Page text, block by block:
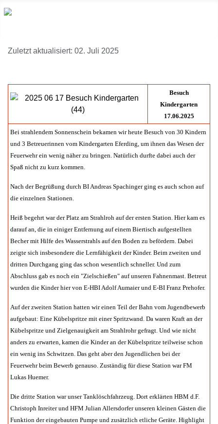
Zuletzt aktualisiert: 02. Juli 2025
Besuch
Kindergarten
17.06.2025
Bei strahlendem Sonnenschein bekamen wir heute Besuch von 30 Kindern
und 3 Betreuerinnen vom Kindergarten Eferding, um ihnen das Wesen der
Feuerwehr ein wenig näher zu bringen. Natürlich durfte dabei auch der
Spaß nicht zu kurz kommen.
Nach der Begrüßung durch BI Andreas Spachinger ging es auch schon auf
die einzelnen Stationen.
Heiß begehrt war der Platz am Strahlroh auf der ersten Station. Hier kam es
darauf an, die in einiger Entfernung auf einem Biertisch aufgestellten
Becher mit Hilfe des Wasserstrahls auf den Boden zu befördern. Dabei
zeigte sich insbesondere die Lernfähigkeit der Kinder. Beim zweiten und
dritten Durchgang ging das schon wesentlich schneller. Und zum
Abschluss gab es noch ein "Zielschießen" auf unseren Fahnenmast. Betreut
wurden die Kinder hier von E-HBI Adolf Aumaier und E-BI Franz Prehofer.
Auf der zweiten Station hatten wir einen Teil der Bahn vom Jugendbewerb
aufgebaut: Eine Kübelspritze mit einer Spritzwand. Da waren Kraft an der
Kübelspritze und Zielgenauigkeit am Strahlrohr gefragt. Und wie nicht
anders zu erwarten, kamen die Kinder an der Kübelspritze teilweise schon
ein wenig ins Schwitzen. Das geht aber den Jugendlichen bei der
Feuerwehr beim Bewerb genauso. Zuständig für diese Station war FM
Lukas Huemer.
Die dritte Station war unser Tanklöschfahrzeug. Dort erklärten HBM d.F.
Christoph Inreiter und HFM Julian Allersdorfer unseren kleinen Gästen die
Funktion der eingebauten Pumpe und zusätzlich etliche Geräte. Highlight